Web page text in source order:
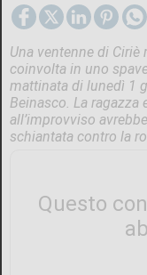
Una ventenne di
coinvolta in uno
mattinata di lunedì 1
Beinasco. La ragazza
all’improvviso
schiantata contro la
Questo